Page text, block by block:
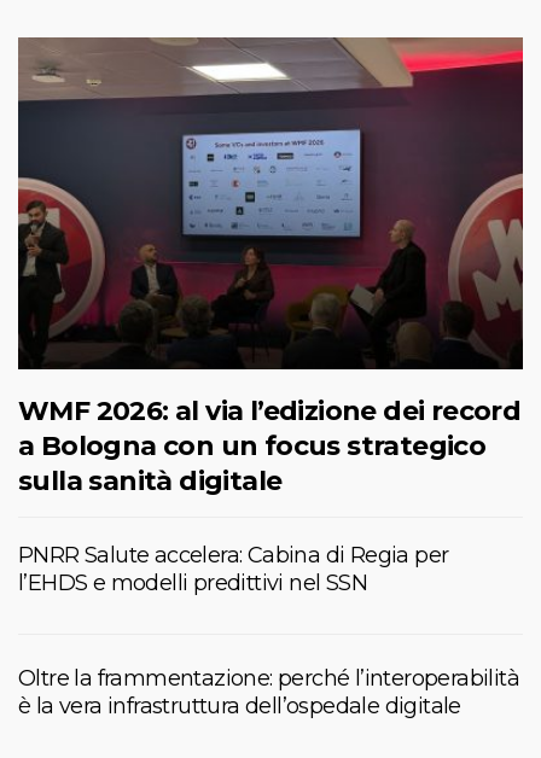
WMF 2026: al via l’edizione dei record
a Bologna con un focus strategico
sulla sanità digitale
PNRR Salute accelera: Cabina di Regia per
l’EHDS e modelli predittivi nel SSN
Oltre la frammentazione: perché l’interoperabilità
è la vera infrastruttura dell’ospedale digitale